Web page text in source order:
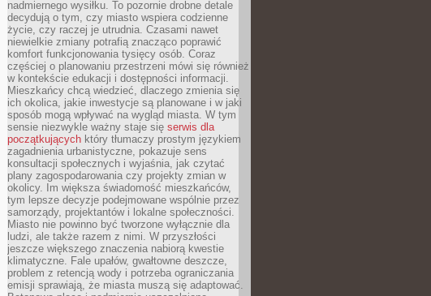
nadmiernego wysiłku. To pozornie drobne detale
decydują o tym, czy miasto wspiera codzienne
życie, czy raczej je utrudnia. Czasami nawet
niewielkie zmiany potrafią znacząco poprawić
komfort funkcjonowania tysięcy osób. Coraz
częściej o planowaniu przestrzeni mówi się również
w kontekście edukacji i dostępności informacji.
Mieszkańcy chcą wiedzieć, dlaczego zmienia się
ich okolica, jakie inwestycje są planowane i w jaki
sposób mogą wpływać na wygląd miasta. W tym
sensie niezwykle ważny staje się serwis dla
początkujących który tłumaczy prostym językiem
zagadnienia urbanistyczne, pokazuje sens
konsultacji społecznych i wyjaśnia, jak czytać
plany zagospodarowania czy projekty zmian w
okolicy. Im większa świadomość mieszkańców,
tym lepsze decyzje podejmowane wspólnie przez
samorządy, projektantów i lokalne społeczności.
Miasto nie powinno być tworzone wyłącznie dla
ludzi, ale także razem z nimi. W przyszłości
jeszcze większego znaczenia nabiorą kwestie
klimatyczne. Fale upałów, gwałtowne deszcze,
problem z retencją wody i potrzeba ograniczania
emisji sprawiają, że miasta muszą się adaptować.